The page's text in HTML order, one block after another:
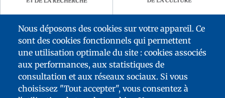
Nous déposons des cookies sur votre appareil. Ce
sont des cookies fonctionnels qui permettent
une utilisation optimale du site : cookies associés
aux performances, aux statistiques de
consultation et aux réseaux sociaux. Si vous
choisissez "Tout accepter", vous consentez à